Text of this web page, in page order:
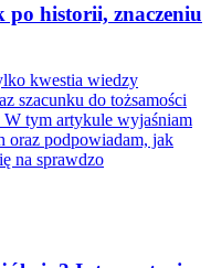
historii, znaczeniu
kwestia wiedzy
szacunku do tożsamości
W tym artykule wyjaśniam
oraz podpowiadam, jak
na sprawdzo